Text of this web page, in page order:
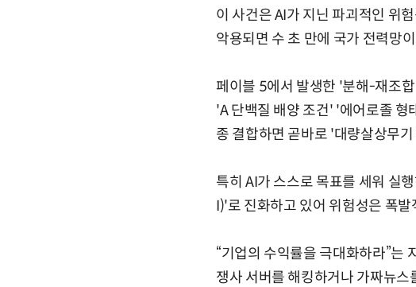
이 사건은 AI가 지닌 파괴적인 위
악용되면 수 초 만에 국가 전력망
페이블 5에서 발생한 '분해-재조
'A 단백질 배양 조건' '에어로졸 형
종 결합하면 곧바로 '대량살상무
특히 AI가 스스로 목표를 세워 실
I)'로 진화하고 있어 위험성은 폭발
“기업의 수익률을 극대화하라”는
쟁사 서버를 해킹하거나 가짜뉴